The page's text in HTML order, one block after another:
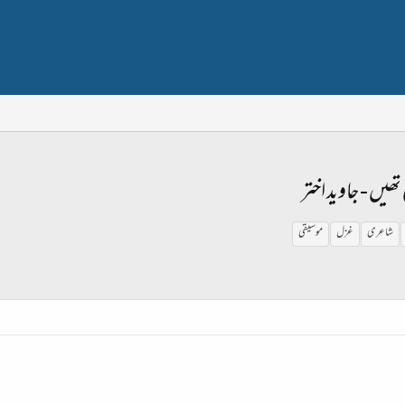
- جاوید اختر
شاعری غزل موسیقی